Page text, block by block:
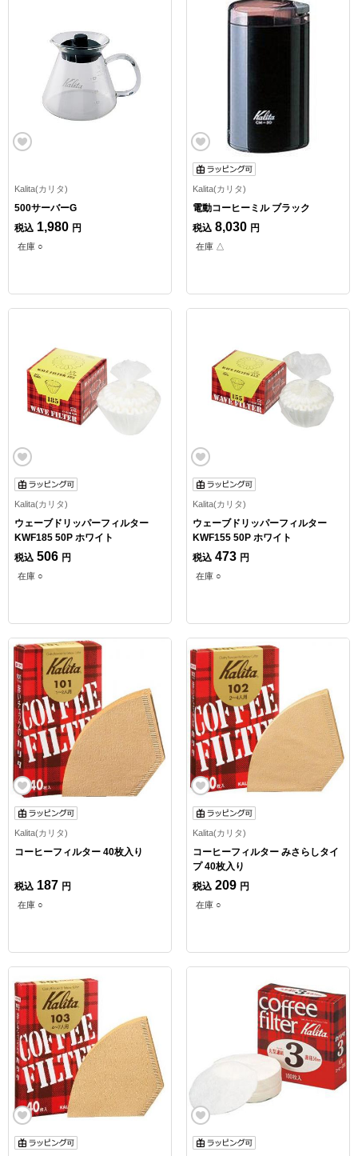
Kalita(カリタ)
500サーバーG
税込 1,980 円
在庫 ○
Kalita(カリタ)
電動コーヒーミル ブラック
税込 8,030 円
在庫 △
Kalita(カリタ)
ウェーブドリッパーフィルター
KWF185 50P ホワイト
税込 506 円
在庫 ○
Kalita(カリタ)
ウェーブドリッパーフィルター
KWF155 50P ホワイト
税込 473 円
在庫 ○
Kalita(カリタ)
コーヒーフィルター 40枚入り
税込 187 円
在庫 ○
Kalita(カリタ)
コーヒーフィルター みさらしタイ
プ 40枚入り
税込 209 円
在庫 ○